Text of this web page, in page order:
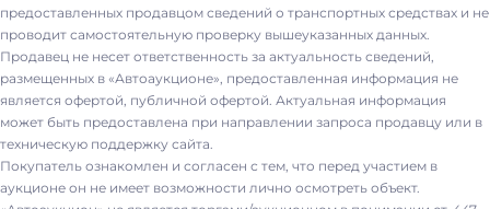
предоставленных продавцом сведений о транспортных средствах и не
проводит самостоятельную проверку вышеуказанных данных.
Продавец не несет ответственность за актуальность сведений,
размещенных в «Автоаукционе», предоставленная информация не
является офертой, публичной офертой. Актуальная информация
может быть предоставлена при направлении запроса продавцу или в
техническую поддержку сайта.
Покупатель ознакомлен и согласен с тем, что перед участием в
аукционе он не имеет возможности лично осмотреть объект.